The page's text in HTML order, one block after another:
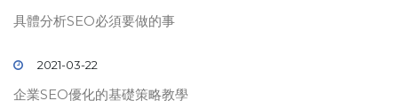
具體分析SEO必須要做的事
2021-03-22
企業SEO優化的基礎策略教學